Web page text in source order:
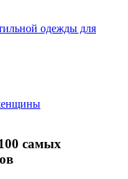
одежды для
самых